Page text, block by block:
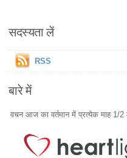
सदस्यता लें
RSS
बारे में
वचन आज का वर्तमान में प्रत्येक माह 1/2